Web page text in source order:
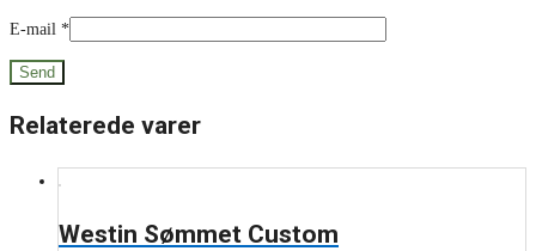
E-mail *
Relaterede varer
Westin Sømmet Custom